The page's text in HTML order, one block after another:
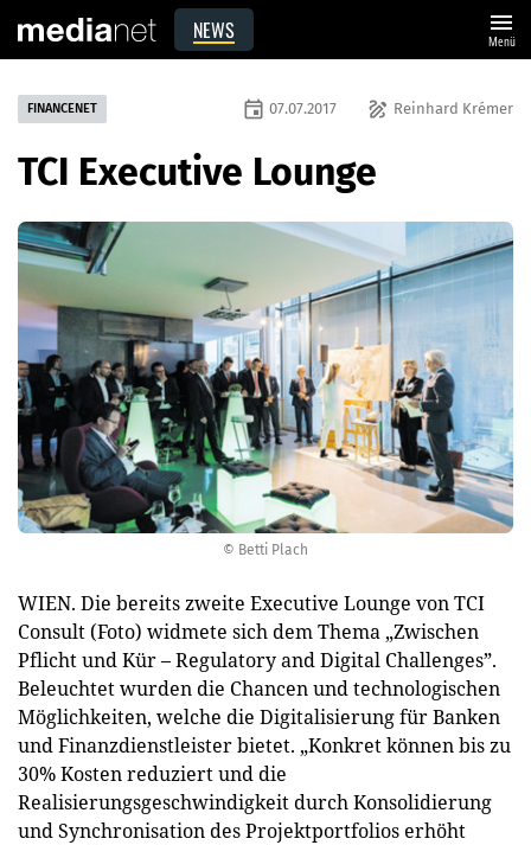
NEWS menu
Menü
© Betti Plach
FINANCENET draw Reinhard Krémer
event 07.07.2017
TCI Executive Lounge
WIEN. Die bereits zweite Executive Lounge von TCI
Consult (Foto) widmete sich dem Thema „Zwischen
Pflicht und Kür – Regulatory and Digital Challenges”.
Beleuchtet wurden die Chancen und technologischen
Möglichkeiten, welche die Digitalisierung für Banken
und Finanzdienstleister bietet. „Konkret können bis zu
30% Kosten reduziert und die
Realisierungsgeschwindigkeit durch Konsolidierung
und Synchronisation des Projektportfolios erhöht